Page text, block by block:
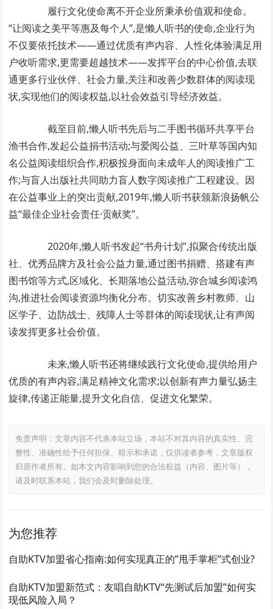
履行文化使命离不开企业所秉承价值观和使命。
“让阅读之美平等惠及每个人”,是懒人听书的使命,企业行为
不仅要依托技术——通过优质有声内容、人性化体验满足用
户收听需求,更需要超越技术——发挥平台的中心价值,去联
通更多行业伙伴、社会力量,关注和改善少数群体的阅读现
状,实现他们的阅读权益,以社会效益引导经济效益。
截至目前,懒人听书先后与二手图书循环共享平台
渔书合作,发起公益捐书活动;与爱阅公益、三叶草等国内知
名公益阅读组织合作,积极投身面向未成年人的阅读推广工
作;与盲人出版社共同助力盲人数字阅读推广工程建设。因
在公益事业上的突出贡献,2019年,懒人听书获颁新浪扬帆公
益“最佳企业社会责任·贡献奖”。
2020年,懒人听书发起“书舟计划”,拟聚合传统出版
社、优秀品牌方及社会公益力量,通过图书捐赠、搭建有声
图书馆等方式,区域化、长期落地公益活动,弥合城乡阅读鸿
沟,推进社会阅读资源均衡化分布。切实改善乡村教师、山
区学子、边防战士、残障人士等群体的阅读现状,让有声阅
读发挥更多社会价值。
未来,懒人听书还将继续践行文化使命,提供给用户
优质的有声内容,满足精神文化需求;以创新有声力量弘扬主
旋律,传递正能量,提升文化自信、促进文化繁荣。
免责声明：文章内容不代表本站立场，本站不对其内容的真实性、完
整性、准确性给予任何担保、暗示和承诺，仅供读者参考，文章版权
归原作者所有。如本文内容影响到您的合法权益（内容、图片等），
请及时联系本站，我们会及时删除处理。
为您推荐
自助KTV加盟省心指南:如何实现真正的”甩手掌柜”式创业?
自助KTV加盟新范式：友唱自助KTV“先测试后加盟”如何实
现低风险入局？